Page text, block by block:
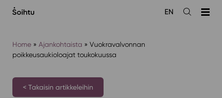
sisältöön
Avaa
EN
Home» Ajankohtaista » Vuokravalvonnan
poikkeusaukioloajat toukokuussa
< Takaisin artikkeleihin